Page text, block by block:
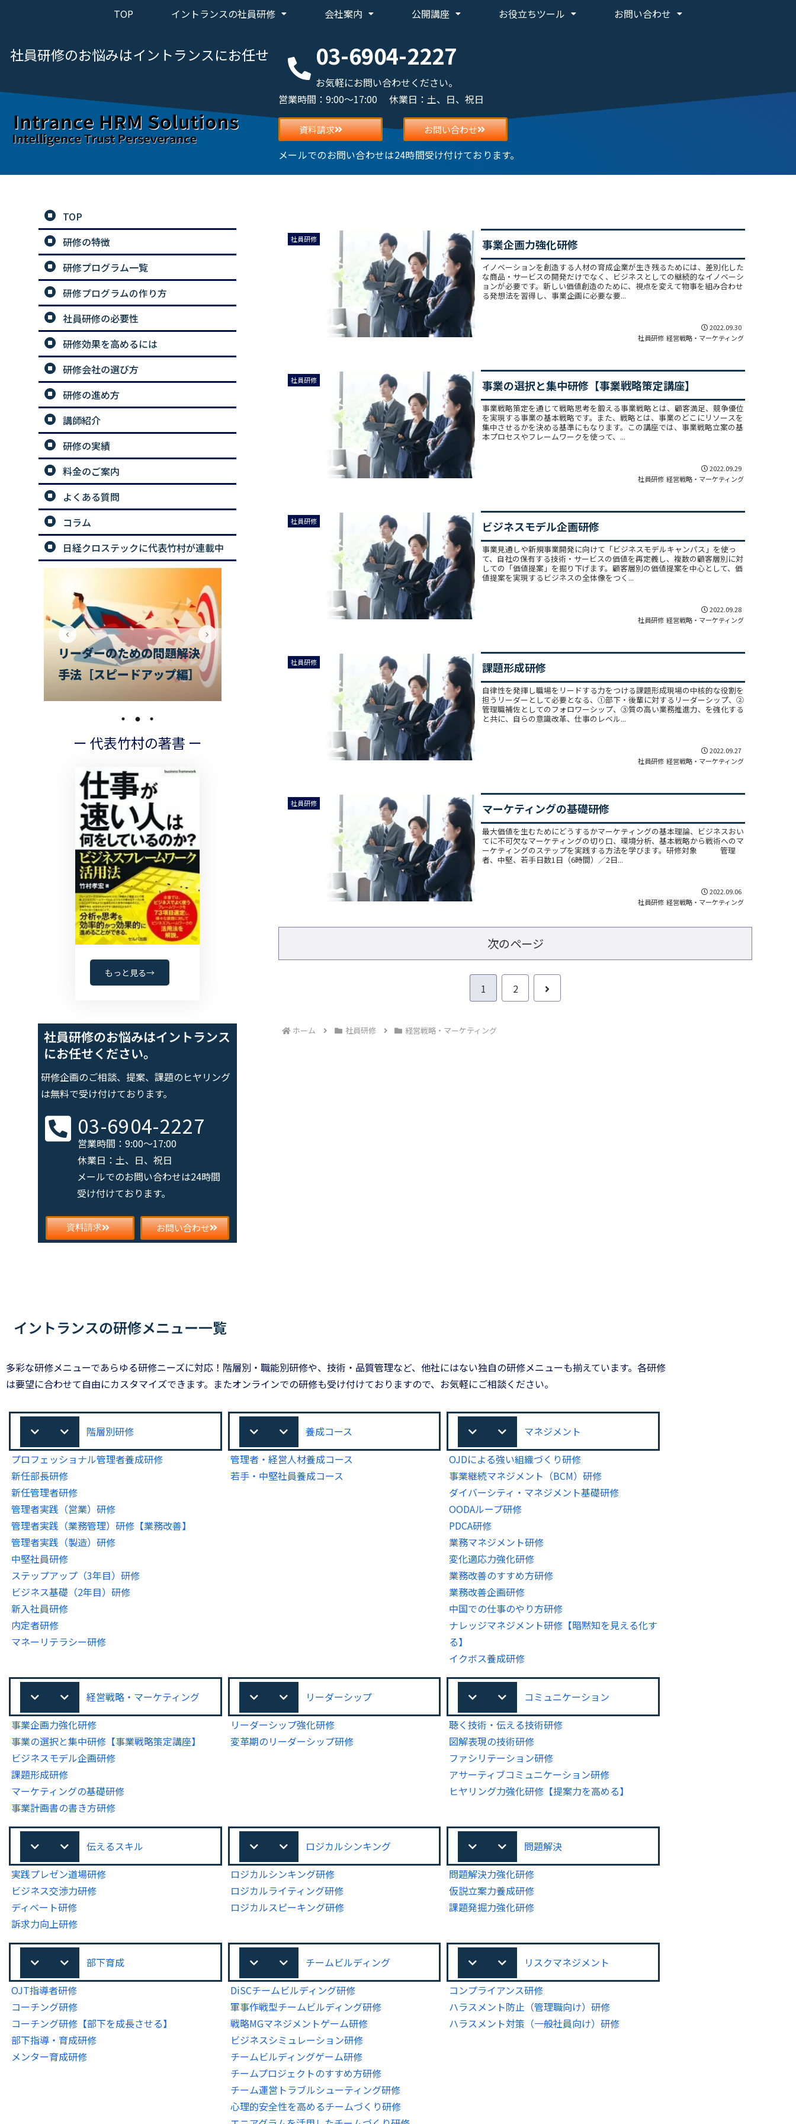
TOP イントランスの社員研修 会社案内 公開講座 お役立ちツール お問い合わせ
社員研修のお悩みはイントランスにお任せ 03-6904-2227
お気軽にお問い合わせください。
営業時間：9:00～17:00 休業日：土、日、祝日
資料請求 お問い合わせ
メールでのお問い合わせは24時間受け付けております。
社員研修 事業企画力強化研修
イノベーションを創造する人材の育成企業が生き残るためには、差別化した
な商品・サービスの開発だけでなく、ビジネスとしての継続的なイノベーシ
ョンが必要です。新しい価値創造のために、視点を変えて物事を組み合わせ
る発想法を習得し、事業企画に必要な要...
2022.09.30
社員研修 経営戦略・マーケティング
社員研修 事業の選択と集中研修【事業戦略策定講座】
事業戦略策定を通じて戦略思考を鍛える事業戦略とは、顧客満足、競争優位
を実現する事業の基本戦略です。また、戦略とは、事業のどこにリソースを
集中させるかを決める基準にもなります。この講座では、事業戦略立案の基
本プロセスやフレームワークを使って、...
2022.09.29
社員研修 経営戦略・マーケティング
社員研修 ビジネスモデル企画研修
事業見通しや新規事業開発に向けて「ビジネスモデルキャンパス」を使っ
て、自社の保有する技術・サービスの価値を再定義し、複数の顧客層別に対
しての「価値提案」を掘り下げます。顧客層別の価値提案を中心として、価
値提案を実現するビジネスの全体像をつく...
2022.09.28
社員研修 経営戦略・マーケティング
社員研修 課題形成研修
自律性を発揮し職場をリードする力をつける課題形成現場の中核的な役割を
担うリーダーとして必要となる、①部下・後輩に対するリーダーシップ、②
管理職補佐としてのフォロワーシップ、③質の高い業務推進力、を強化する
と共に、自らの意識改革、仕事のレベル...
2022.09.27
社員研修 経営戦略・マーケティング
社員研修 マーケティングの基礎研修
最大価値を生むためにどうするかマーケティングの基本理論、ビジネスおい
てに不可欠なマーケティングの切り口、環境分析、基本戦略から戦術へのマ
ーケティングのステップを実践する方法を学びます。研修対象 管理
者、中堅、若手日数1日（6時間）／2日...
2022.09.06
社員研修 経営戦略・マーケティング
次のページ
1 2
ホーム 社員研修 経営戦略・マーケティング
TOP
研修の特徴
研修プログラム一覧
研修プログラムの作り方
社員研修の必要性
研修効果を高めるには
研修会社の選び方
研修の進め方
講師紹介
研修の実績
料金のご案内
よくある質問
コラム
日経クロステックに代表竹村が連載中
チームのお悩み相談室
できるリーダーになるため
の「仕事の道具箱」
リーダーのための問題解決
手法［スピードアップ編］
ー 代表竹村の著書 ー
もっと見る→
社員研修のお悩みはイントランス
にお任せください。
研修企画のご相談、提案、課題のヒヤリング
は無料で受け付けております。
03-6904-2227
営業時間：9:00～17:00
休業日：土、日、祝日
メールでのお問い合わせは24時間
受け付けております。
資料請求 お問い合わせ
イントランスの研修メニュー一覧
多彩な研修メニューであらゆる研修ニーズに対応！階層別・職能別研修や、技術・品質管理など、他社にはない独自の研修メニューも揃えています。各研修
は要望に合わせて自由にカスタマイズできます。またオンラインでの研修も受け付けておりますので、お気軽にご相談ください。
階層別研修
プロフェッショナル管理者養成研修
新任部長研修
新任管理者研修
管理者実践（営業）研修
管理者実践（業務管理）研修【業務改善】
管理者実践（製造）研修
中堅社員研修
ステップアップ（3年目）研修
ビジネス基礎（2年目）研修
新入社員研修
内定者研修
マネーリテラシー研修
養成コース
管理者・経営人材養成コース
若手・中堅社員養成コース
マネジメント
OJDによる強い組織づくり研修
事業継続マネジメント（BCM）研修
ダイバーシティ・マネジメント基礎研修
OODAループ研修
PDCA研修
業務マネジメント研修
変化適応力強化研修
業務改善のすすめ方研修
業務改善企画研修
中国での仕事のやり方研修
ナレッジマネジメント研修【暗黙知を見える化す
る】
イクボス養成研修
経営戦略・マーケティング
事業企画力強化研修
事業の選択と集中研修【事業戦略策定講座】
ビジネスモデル企画研修
課題形成研修
マーケティングの基礎研修
事業計画書の書き方研修
リーダーシップ
リーダーシップ強化研修
変革期のリーダーシップ研修
コミュニケーション
聴く技術・伝える技術研修
図解表現の技術研修
ファシリテーション研修
アサーティブコミュニケーション研修
ヒヤリング力強化研修【提案力を高める】
伝えるスキル
実践プレゼン道場研修
ビジネス交渉力研修
ディベート研修
訴求力向上研修
ロジカルシンキング
ロジカルシンキング研修
ロジカルライティング研修
ロジカルスピーキング研修
問題解決
問題解決力強化研修
仮説立案力養成研修
課題発掘力強化研修
部下育成
OJT指導者研修
コーチング研修
コーチング研修【部下を成長させる】
部下指導・育成研修
メンター育成研修
チームビルディング
DiSCチームビルディング研修
軍事作戦型チームビルディング研修
戦略MGマネジメントゲーム研修
ビジネスシミュレーション研修
チームビルディングゲーム研修
チームプロジェクトのすすめ方研修
チーム運営トラブルシューティング研修
心理的安全性を高めるチームづくり研修
リスクマネジメント
コンプライアンス研修
ハラスメント防止（管理職向け）研修
ハラスメント対策（一般社員向け）研修